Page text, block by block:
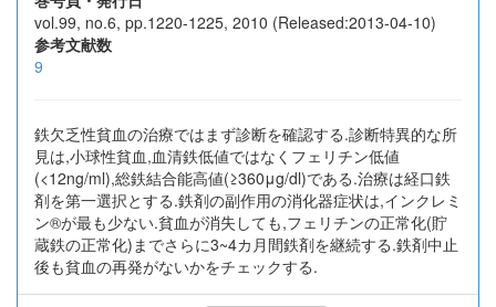
vol.99, no.6, pp.1220-1225, 2010 (Released:2013-04-10)
参考文献数
9
鉄欠乏性貧血の治療ではまず診断を確認する.診断特異的な所
見は,小球性貧血,血清鉄低値ではなくフェリチン低値
(<12ng/ml),総鉄結合能高値(≥360μg/dl)である.治療は経口鉄
剤を第一選択とする.鉄剤の副作用の消化器症状は,インクレミ
ン®が最も少ない.貧血が消失しても,フェリチンの正常化(貯
蔵鉄の正常化)までさらに3~4カ月間鉄剤を継続する.鉄剤中止
後も貧血の再発がないかをチェックする.